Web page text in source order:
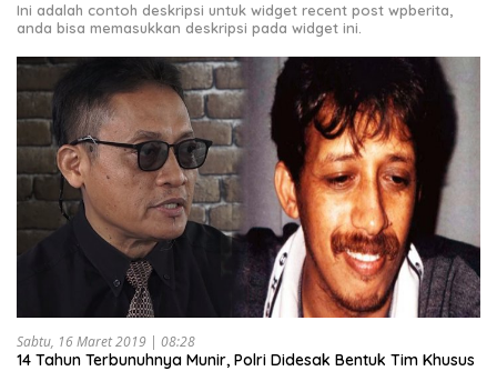
Ini adalah contoh deskripsi untuk widget recent post wpberita,
anda bisa memasukkan deskripsi pada widget ini.
Sabtu, 16 Maret 2019 | 08:28
14 Tahun Terbunuhnya Munir, Polri Didesak Bentuk Tim Khusus